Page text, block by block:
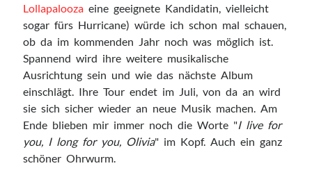
Lollapalooza eine geeignete Kandidatin, vielleicht
sogar fürs Hurricane) würde ich schon mal schauen,
ob da im kommenden Jahr noch was möglich ist.
Spannend wird ihre weitere musikalische
Ausrichtung sein und wie das nächste Album
einschlägt. Ihre Tour endet im Juli, von da an wird
sie sich sicher wieder an neue Musik machen. Am
Ende blieben mir immer noch die Worte "I live for
you, I long for you, Olivia" im Kopf. Auch ein ganz
schöner Ohrwurm.